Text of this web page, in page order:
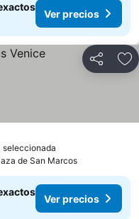
Ver precios
Compartir
seleccionada
de San Marcos
Ver precios